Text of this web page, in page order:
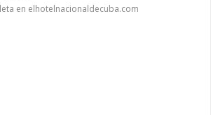
en elhotelnacionaldecuba.com